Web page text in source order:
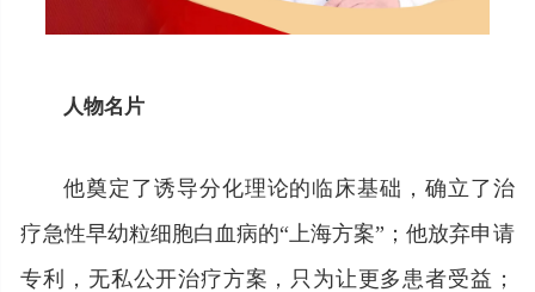
人物名片
他奠定了诱导分化理论的临床基础，确立了治
疗急性早幼粒细胞白血病的“上海方案”；他放弃申请
专利，无私公开治疗方案，只为让更多患者受益；